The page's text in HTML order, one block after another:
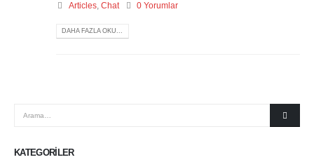
Articles, Chat 0 Yorumlar
DAHA FAZLA OKU...
KATEGORILER